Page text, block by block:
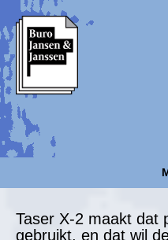
Taser X-2 maakt dat
gebruikt, en dat wil